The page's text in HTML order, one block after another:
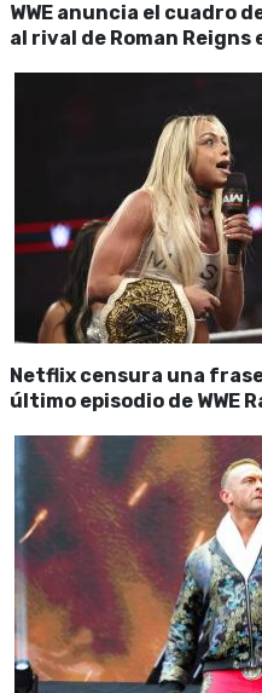
WWE anuncia el cuadro
al rival de Roman Reigns
Netflix censura una
último episodio de WWE